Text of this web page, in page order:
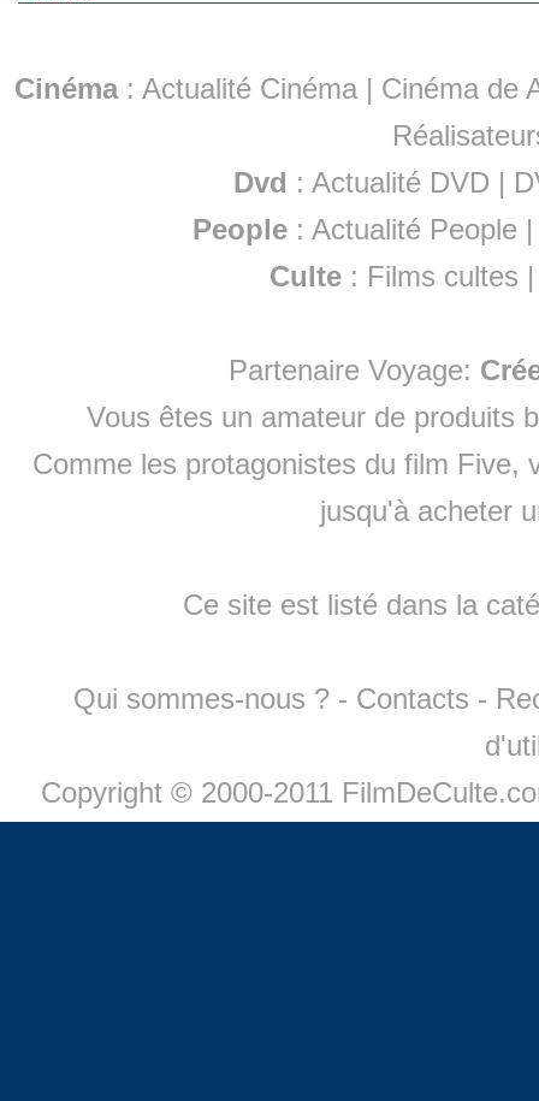
Cinéma: Actualité Cinéma | Cinéma de
Dvd : Actualité DVD |
People :Actualité People
Culte : Films cultes
Partenaire Voyage:
Vous êtes un amateur de produits
Comme les protagonistes du film Five,
jusqu'à acheter
Ce site est listé dans la
Qui sommes-nous ? - Contacts -
Copyright © 2000-2011